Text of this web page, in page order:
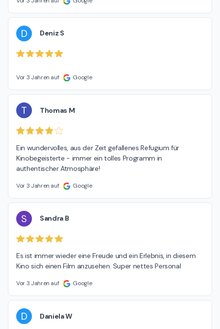
D Deniz S
Vor 3 Jahren auf Google
T Thomas M
Ein wundervolles, aus der Zeit gefallenes Refugium für
Kinobegeisterte - immer ein tolles Programm in
authentischer Atmosphäre!
Vor 3 Jahren auf Google
S Sandra B
Es ist immer wieder eine Freude und ein Erlebnis, in diesem
Kino sich einen Film anzusehen. Super nettes Personal
Vor 3 Jahren auf Google
D Daniela W